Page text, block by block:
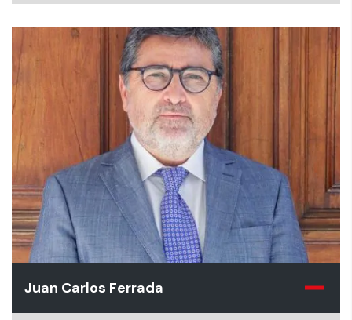
Juan Carlos Ferrada